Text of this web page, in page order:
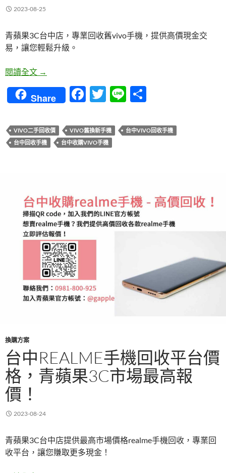
2023-08-25
青蘋果3C台中店，專業回收舊vivo手機，提供高價現金交
易，讓您輕鬆升級。
閱讀全文 台中地區vivo舊換新手機，青蘋果3C高價現金交易
→
Share
F
e
b
T
itt
er
Li
e
VIVO二手回收價 VIVO舊換新手機
台中VIVO回收手機
台中回收手機
台中收購VIVO手機
換購方案
台中REALME手機回收平台價
格，青蘋果3C市場最高報
價！
2023-08-24
青蘋果3C台中店提供最高市場價格realme手機回收，專業回
收平台，讓您賺取更多現金！